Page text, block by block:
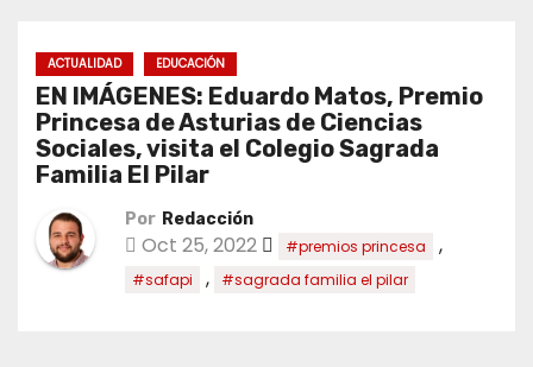
ACTUALIDAD EDUCACIÓN
EN IMÁGENES: Eduardo Matos, Premio
Princesa de Asturias de Ciencias
Sociales, visita el Colegio Sagrada
Familia El Pilar
Por Redacción
Oct 25, 2022 #premios princesa ,
#safapi , #sagrada familia el pilar